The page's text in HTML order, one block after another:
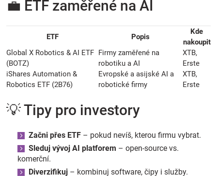
💼 ETF zaměřené na AI
ETF Popis
Kde
nakoupit
Global X Robotics & AI ETF
(BOTZ)
Firmy zaměřené na
robotiku a AI
XTB,
Erste
iShares Automation &
Robotics ETF (2B76)
Evropské a asijské AI a
robotické firmy
XTB,
Erste
💡 Tipy pro investory
Začni přes ETF – pokud nevíš, kterou firmu vybrat.
Sleduj vývoj AI platforem – open-source vs.
komerční.
Diverzifikuj – kombinuj software, čipy i služby.